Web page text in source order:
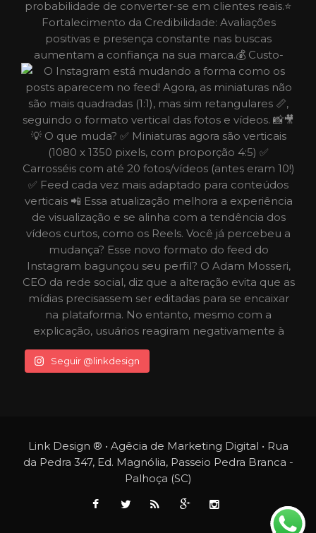
Seguir @linkdesign
Link Design ® • Agêcia de Marketing Digital • Rua
da Pedra 347, Ed. Magnólia, Passeio Pedra Branca -
Palhoça (SC)